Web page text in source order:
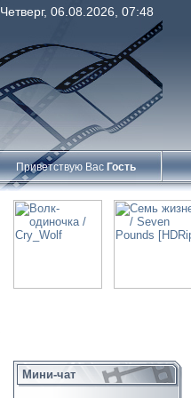
Четверг, 06.08.2026, 07:48
Приветствую Вас Гость
Мини-чат